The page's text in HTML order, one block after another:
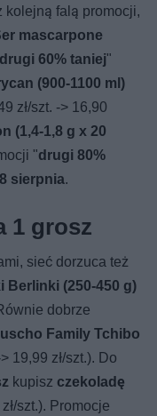
kolejną falą promocji,
mascarpone
drugi 60% taniej"
(900-1100 ml)
zł/szt. -> 16,90
(1,4-1,8 g x 20
"drugi 80%
sierpnia.
1 grosz
sieć dorzuca też
Berlinki (250-450 g)
dobrze
Family Tchibo
19,99 zł/szt.). Do
kupisz czekoladę
szt.). Promocje